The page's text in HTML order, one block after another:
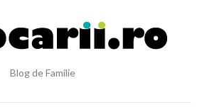
Blog de Familie